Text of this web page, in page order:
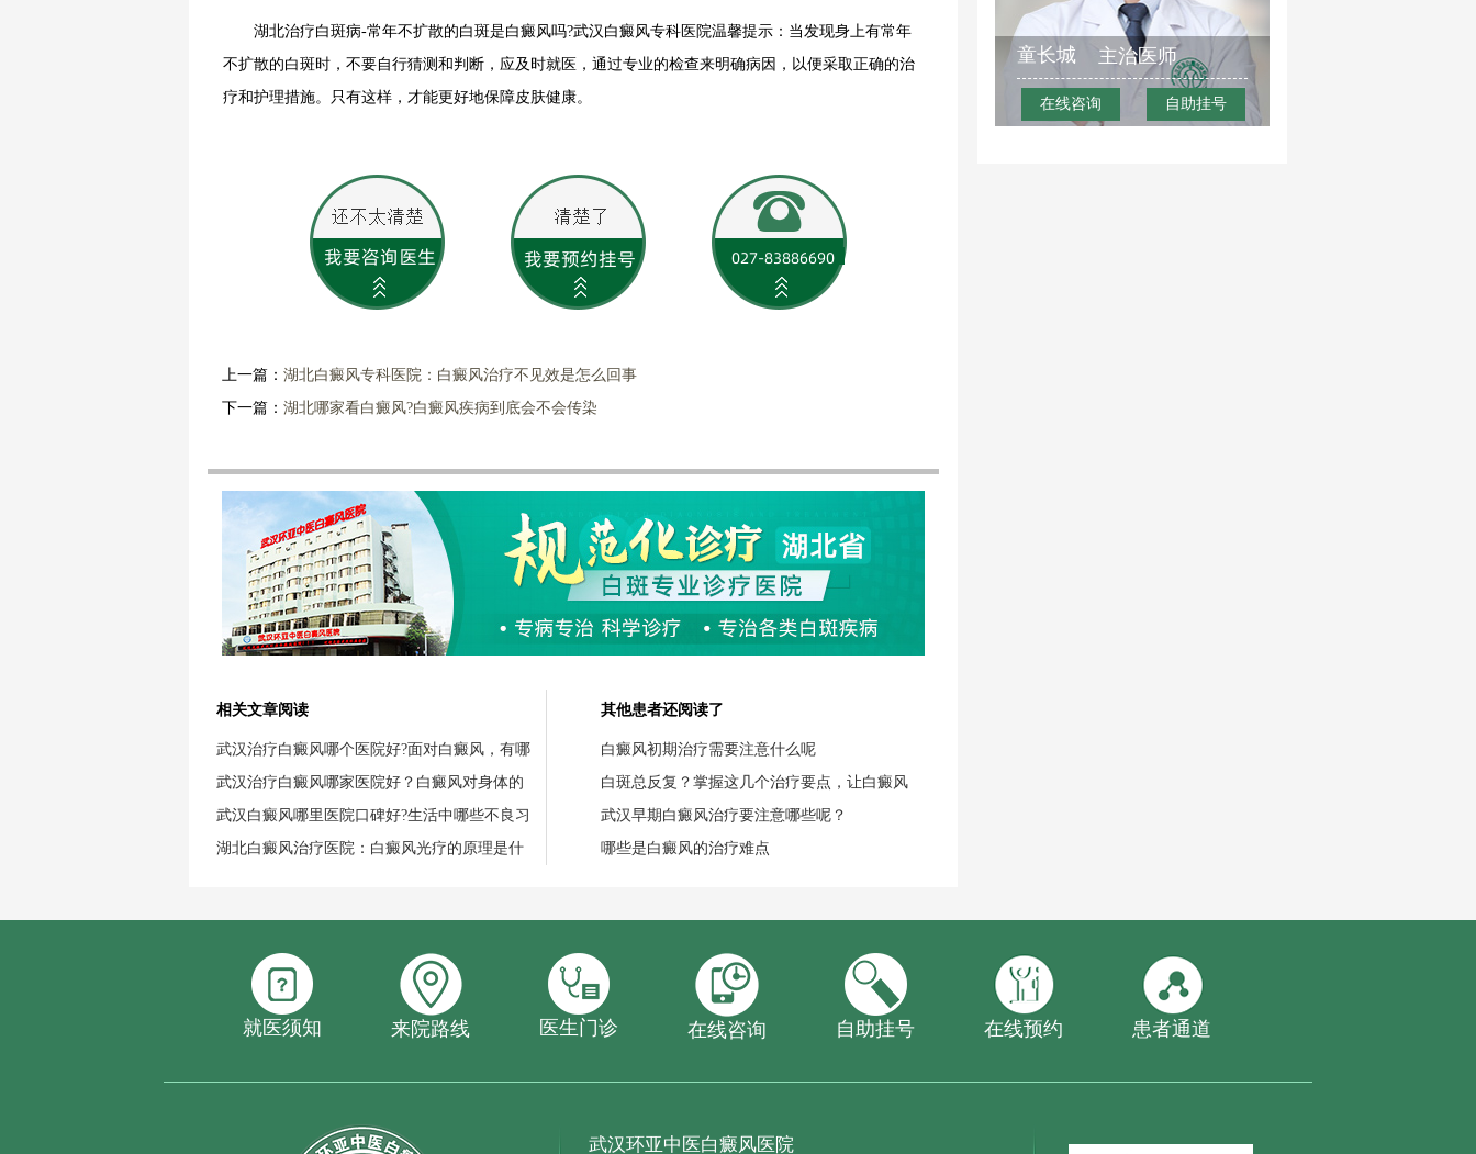
湖北治疗白斑病-常年不扩散的白斑是白癜风吗?武汉白癜风专科医院温馨提示：当发现身上有常年
不扩散的白斑时，不要自行猜测和判断，应及时就医，通过专业的检查来明确病因，以便采取正确的治
疗和护理措施。只有这样，才能更好地保障皮肤健康。
上一篇： 湖北白癜风专科医院：白癜风治疗不见效是怎么回事
下一篇： 湖北哪家看白癜风?白癜风疾病到底会不会传染
相关文章阅读
武汉治疗白癜风哪个医院好?面对白癜风，有哪
武汉治疗白癜风哪家医院好？白癜风对身体的
武汉白癜风哪里医院口碑好?生活中哪些不良习
湖北白癜风治疗医院：白癜风光疗的原理是什
其他患者还阅读了
白癜风初期治疗需要注意什么呢
白斑总反复？掌握这几个治疗要点，让白癜风
武汉早期白癜风治疗要注意哪些呢？
哪些是白癜风的治疗难点
童长城 主治医师
在线咨询 自助挂号
就医须知 来院路线 医生门诊 在线咨询 自助挂号 在线预约 患者通道
武汉环亚中医白癜风医院